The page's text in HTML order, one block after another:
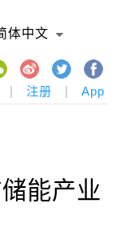
体中文
注册 App
能产业